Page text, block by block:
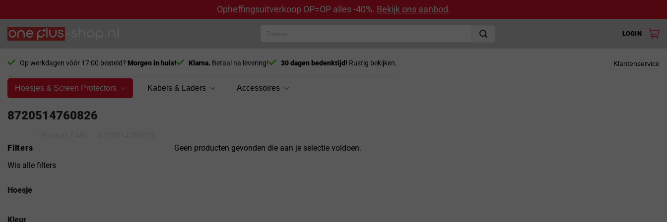
Opheffingsuitverkoop OP=OP alles -40%. Bekijk ons aanbod.
Ga
naar
LOGIN
Op werkdagen vóór 17:00 besteld? Morgen in huis! Klarna. Betaal na levering! 30 dagen bedenktijd! Rustig bekijken. Klantenservice
Hoesjes & Screen Protectors Kabels & Laders Accessoires
8720514760826
Filters
Wis alle filters
Hoesje
Kleur
Geen producten gevonden die aan je selectie voldoen.